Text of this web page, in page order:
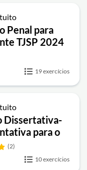
Penal para
TJSP 2024
19 exercícios
Dissertativa-
para o
Banco do
(2)
10 exercícios